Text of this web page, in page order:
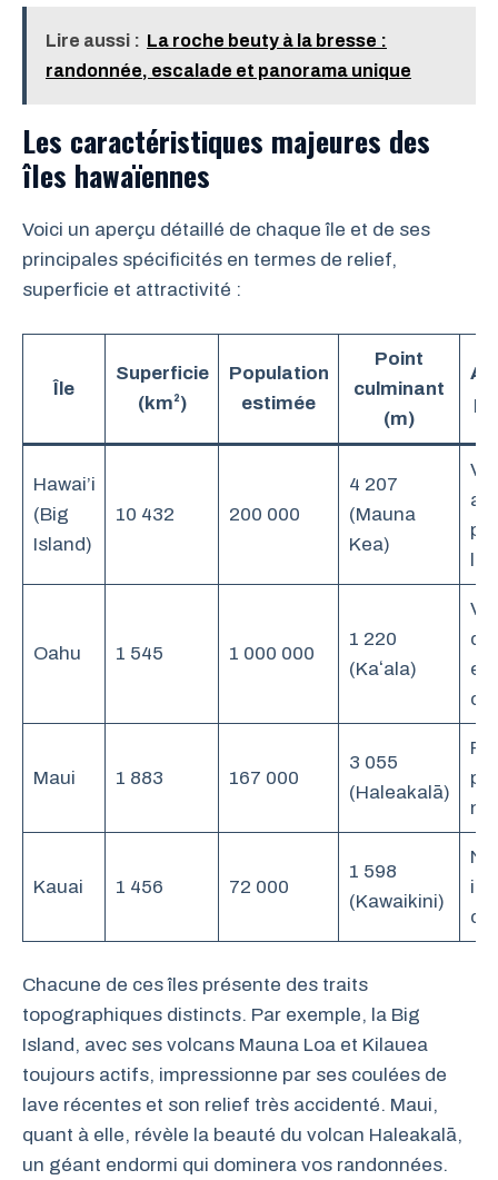
Lire aussi : La roche beuty à la bresse :
randonnée, escalade et panorama unique
Les caractéristiques majeures des
îles hawaïennes
Voici un aperçu détaillé de chaque île et de ses
principales spécificités en termes de relief,
superficie et attractivité :
Île
Superficie
(km²)
Population
estimée
Point
culminant
(m)
Hawai’i
(Big
Island)
10 432 200 000
4 207
(Mauna
Kea)
Oahu 1 545 1 000 000
1 220
(Kaʻala)
et
Maui 1 883 167 000
3 055
(Haleakalā)
Kauai 1 456 72 000
1 598
(Kawaikini)
Chacune de ces îles présente des traits
topographiques distincts. Par exemple, la Big
Island, avec ses volcans Mauna Loa et Kilauea
toujours actifs, impressionne par ses coulées de
lave récentes et son relief très accidenté. Maui,
quant à elle, révèle la beauté du volcan Haleakalā,
un géant endormi qui dominera vos randonnées.